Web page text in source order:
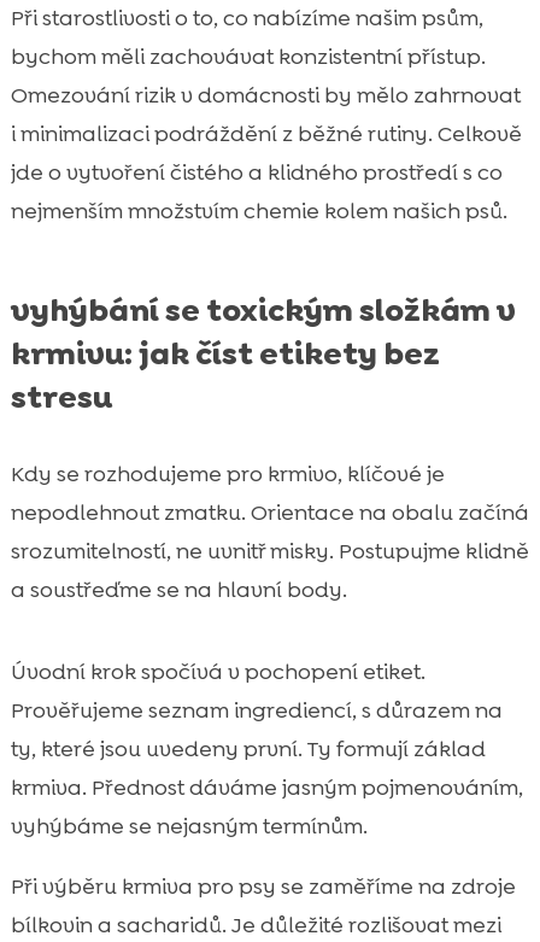
Při starostlivosti o to, co nabízíme našim psům,
bychom měli zachovávat konzistentní přístup.
Omezování rizik v domácnosti by mělo zahrnovat
i minimalizaci podráždění z běžné rutiny. Celkově
jde o vytvoření čistého a klidného prostředí s co
nejmenším množstvím chemie kolem našich psů.
vyhýbání se toxickým složkám v
krmivu: jak číst etikety bez
stresu
Kdy se rozhodujeme pro krmivo, klíčové je
nepodlehnout zmatku. Orientace na obalu začíná
srozumitelností, ne uvnitř misky. Postupujme klidně
a soustřeďme se na hlavní body.
Úvodní krok spočívá v pochopení etiket.
Prověřujeme seznam ingrediencí, s důrazem na
ty, které jsou uvedeny první. Ty formují základ
krmiva. Přednost dáváme jasným pojmenováním,
vyhýbáme se nejasným termínům.
Při výběru krmiva pro psy se zaměříme na zdroje
bílkovin a sacharidů. Je důležité rozlišovat mezi